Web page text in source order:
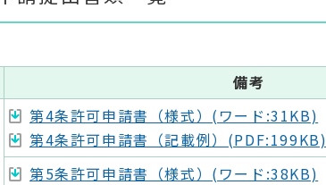
備考
第4条許可申請書（様式）(ワード:31KB)
第4条許可申請書（記載例）(PDF:199KB)
第5条許可申請書（様式）(ワード:38KB)